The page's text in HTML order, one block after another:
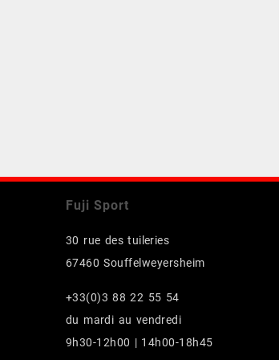
Fuji Sport
30 rue des tuileries
67460 Souffelweyersheim
+33(0)3 88 22 55 54
du mardi au vendredi
9h30-12h00 | 14h00-18h45